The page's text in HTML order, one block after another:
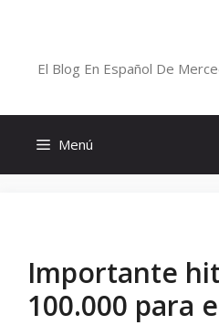
El Blog En Español De
Menú
Importante
100.000 para